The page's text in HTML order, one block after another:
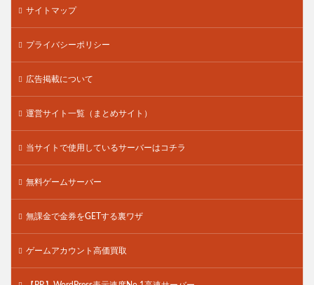
サイトマップ
プライバシーポリシー
広告掲載について
運営サイト一覧（まとめサイト）
当サイトで使用しているサーバーはコチラ
無料ゲームサーバー
無課金で金券をGETする裏ワザ
ゲームアカウント高価買取